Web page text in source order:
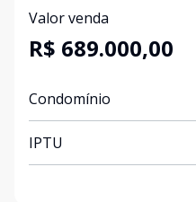
Valor venda
R$ 689.000,00
Condomínio
IPTU